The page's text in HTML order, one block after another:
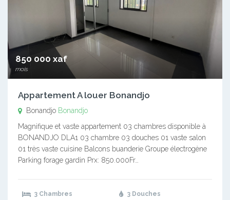
850 000 xaf
mois
Appartement A louer Bonandjo
Bonandjo Bonandjo
Magnifique et vaste appartement 03 chambres disponible à
BONANDJO DLA1 03 chambre 03 douches 01 vaste salon
01 très vaste cuisine Balcons buanderie Groupe électrogène
Parking forage gardin Prx: 850.000Fr…
3 Chambres 3 Douches